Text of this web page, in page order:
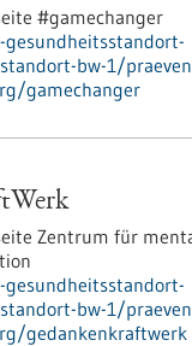
#gamechanger
bw-1/
gamechanger
Zentrum für
bw-1/
gedankenkraftwerk